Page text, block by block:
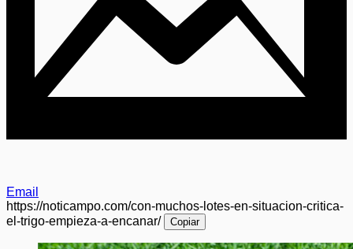
Email
https://noticampo.com/con-muchos-lotes-en-situacion-critica-
el-trigo-empieza-a-encanar/
Copiar